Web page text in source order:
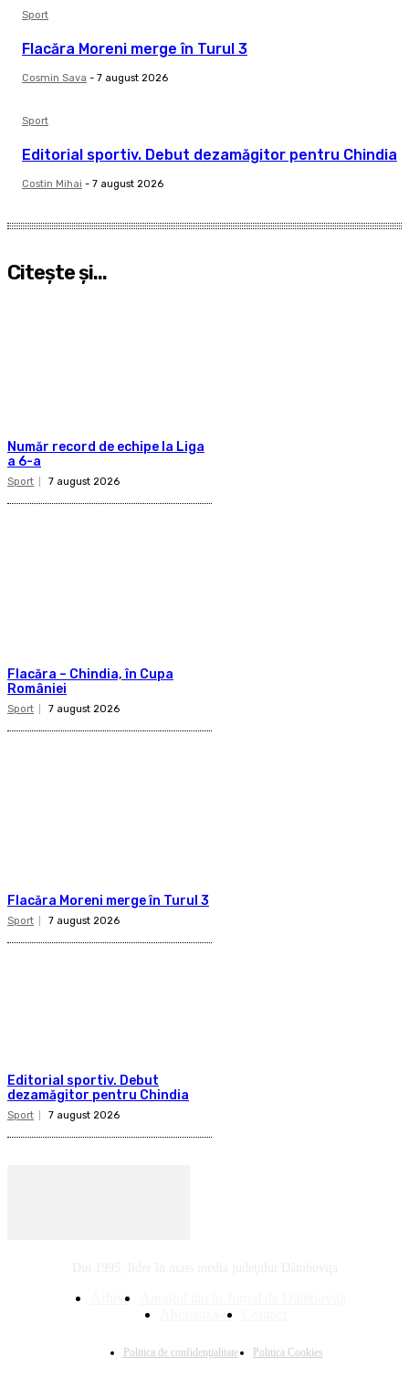
Sport
Flacăra Moreni merge în Turul 3
Cosmin Sava - 7 august 2026
Sport
Editorial sportiv. Debut dezamăgitor pentru Chindia
Costin Mihai - 7 august 2026
Citeşte şi...
Număr record de echipe la Liga
a 6-a
Sport 7 august 2026
Flacăra – Chindia, în Cupa
României
Sport 7 august 2026
Flacăra Moreni merge în Turul 3
Sport 7 august 2026
Editorial sportiv. Debut
dezamăgitor pentru Chindia
Sport 7 august 2026
Arhivă
Abonează-te
Politica de confidenţialitate Politica Cookies